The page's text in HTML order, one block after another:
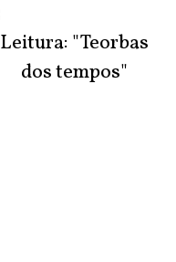
Leitura: "Teorbas
dos tempos"